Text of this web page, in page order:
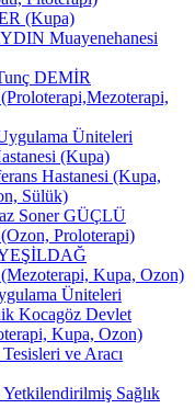
(Kupa)
Muayenehanesi
DEMİR
Üniteleri
(Kupa)
Hastanesi (Kupa,
Sülük)
Soner GÜÇLÜ
Proloterapi)
Kupa, Ozon)
Üniteleri
Kocagöz Devlet
Kupa, Ozon)
ve Aracı
Yetkilendirilmiş Sağlık